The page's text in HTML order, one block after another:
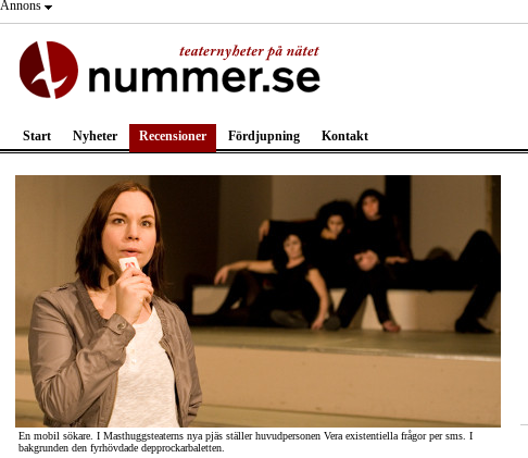
Annons
Start Nyheter Recensioner Fördjupning Kontakt
En mobil sökare. I Masthuggsteaterns nya pjäs ställer huvudpersonen Vera existentiella frågor per sms. I
bakgrunden den fyrhövdade depprockarbaletten.